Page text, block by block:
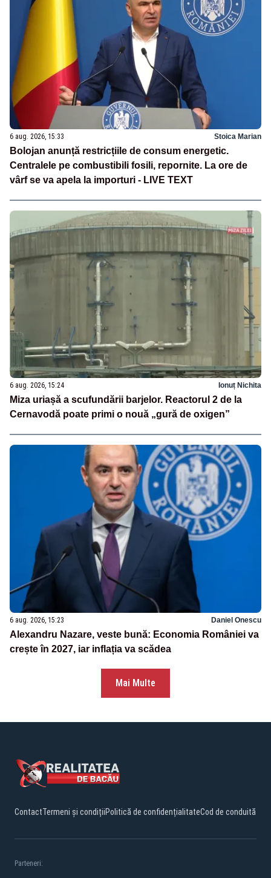
6 aug. 2026, 15:33 Stoica Marian
Bolojan anunță restricțiile de consum energetic.
Centralele pe combustibili fosili, repornite. La ore de
vârf se va apela la importuri - LIVE TEXT
6 aug. 2026, 15:24 Ionuț Nichita
Miza uriașă a scufundării barjelor. Reactorul 2 de la
Cernavodă poate primi o nouă „gură de oxigen”
6 aug. 2026, 15:23 Daniel Onescu
Alexandru Nazare, veste bună: Economia României va
crește în 2027, iar inflația va scădea
Mai Multe
ContactTermeni și condițiiPolitică de confidențialitateCod de conduită
Parteneri: